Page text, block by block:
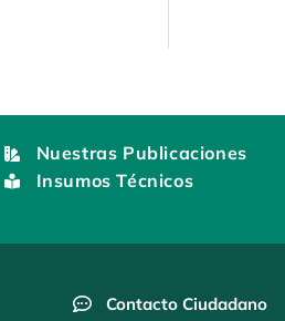
Nuestras Publicaciones
Insumos Técnicos
Contacto Ciudadano